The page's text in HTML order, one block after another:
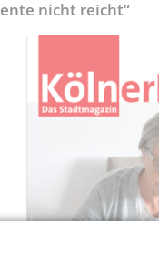
nicht reicht“